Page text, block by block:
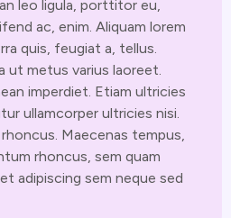
leo ligula, porttitor eu,
ac, enim. Aliquam lorem
quis, feugiat a, tellus.
ut metus varius laoreet.
imperdiet. Etiam ultricies
ullamcorper ultricies nisi.
Maecenas tempus,
rhoncus, sem quam
adipiscing sem neque sed